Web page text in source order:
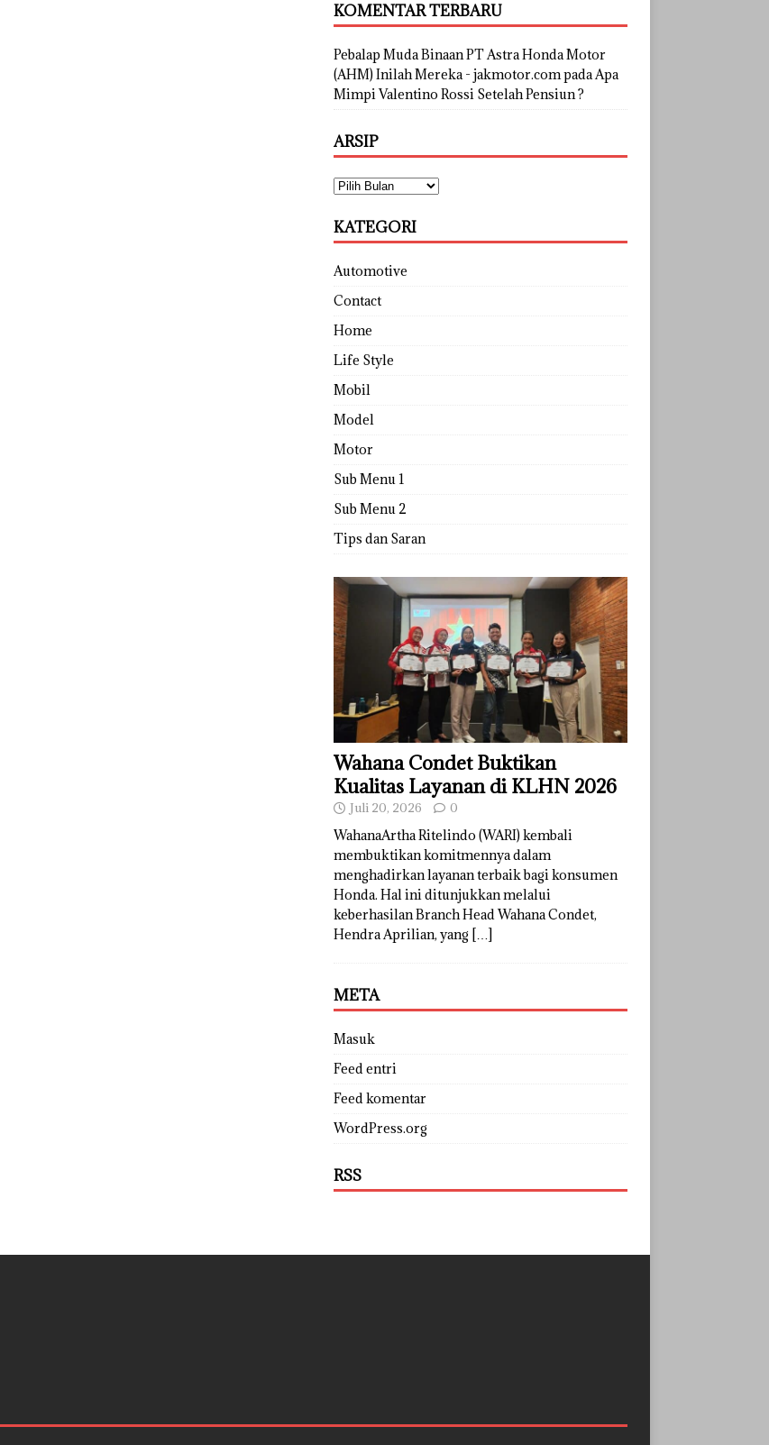
KOMENTAR TERBARU
Pebalap Muda Binaan PT Astra Honda Motor
(AHM) Inilah Mereka - jakmotor.compadaApa
Mimpi Valentino Rossi Setelah Pensiun ?
ARSIP
KATEGORI
Automotive
Contact
Home
Life Style
Mobil
Model
Motor
Sub Menu 1
Sub Menu 2
Tips dan Saran
Wahana Condet Buktikan
Kualitas Layanan di KLHN 2026
Juli 20, 2026 0
WahanaArtha Ritelindo (WARI) kembali
membuktikan komitmennya dalam
menghadirkan layanan terbaik bagi konsumen
Honda. Hal ini ditunjukkan melalui
keberhasilan Branch Head Wahana Condet,
Hendra Aprilian, yang […]
META
Masuk
Feed entri
Feed komentar
WordPress.org
RSS